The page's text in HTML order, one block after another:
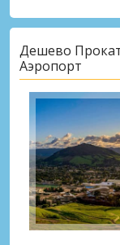
Дешево
Аэропорт